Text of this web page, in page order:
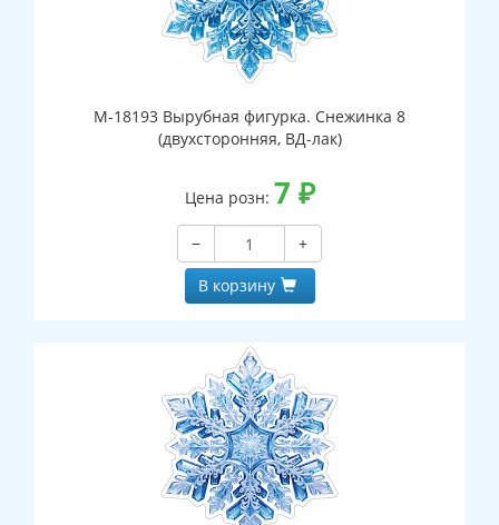
М-18193 Вырубная фигурка. Снежинка 8
(двухсторонняя, ВД-лак)
Цена розн: 7 ₽
−
+
В корзину